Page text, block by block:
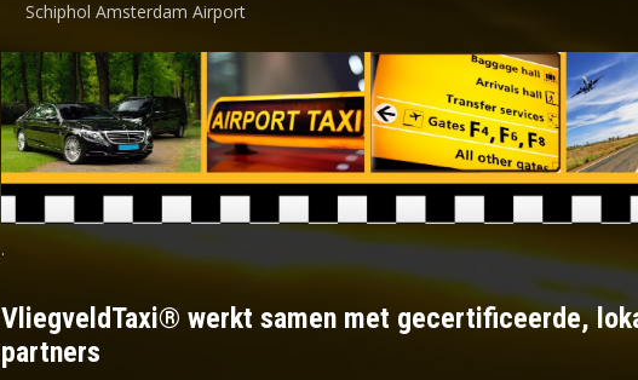
Schiphol Amsterdam Airport
.
VliegveldTaxi® werkt samen met gecertificeerde,
partners